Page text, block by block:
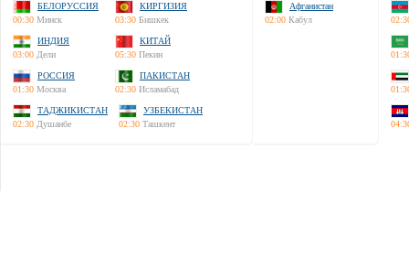
БЕЛОРУССИЯ
00:30 Минск
КИРГИЗИЯ
03:30 Бишкек
ИНДИЯ
03:00 Дели
КИТАЙ
05:30 Пекин
РОССИЯ
01:30 Москва
ПАКИСТАН
02:30 Исламабад
ТАДЖИКИСТАН
02:30 Душанбе
УЗБЕКИСТАН
02:30 Ташкент
Афганистан
02:00 Кабул